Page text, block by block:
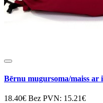
Bērnu mugursoma/maiss
18.40€ Bez PVN: 15.21€